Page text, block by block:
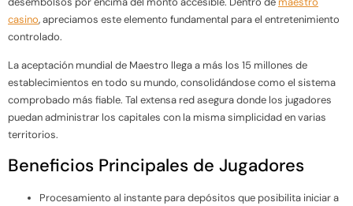
casino, apreciamos este elemento fundamental para el entretenimiento
controlado.
La aceptación mundial de Maestro llega a más los 15 millones de
establecimientos en todo su mundo, consolidándose como el sistema
comprobado más fiable. Tal extensa red asegura donde los jugadores
puedan administrar los capitales con la misma simplicidad en varias
territorios.
Beneficios Principales de Jugadores
Procesamiento al instante para depósitos que posibilita iniciar a